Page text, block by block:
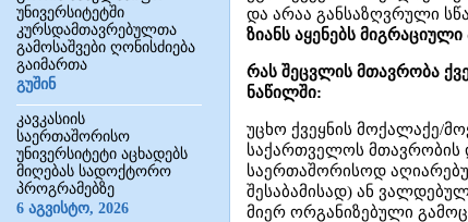
უნივერსიტეტში
კურსდამთავრებულთა
გამოსაშვები ღონისძიება
გაიმართა
გუშინ
კავკასიის
საერთაშორისო
უნივერსიტეტი აცხადებს
მიღებას სადოქტორო
პროგრამებზე
6 აგვისტო, 2026
და არაა განსაზღვრული
ზიანს აყენებს
რას შეცვლის მთავრობა
ნაწილში:
უცხო ქვეყნის მოქალაქე/
საქართველოს მთავრობის
საერთაშორისოდ
შესაბამისად) ან
მიერ ორგანიზებული